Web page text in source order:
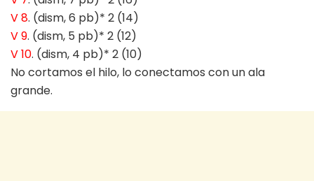
V 8. (dism, 6 pb)* 2 (14)
V 9. (dism, 5 pb)* 2 (12)
V 10. (dism, 4 pb)* 2 (10)
No cortamos el hilo, lo conectamos con un ala
grande.